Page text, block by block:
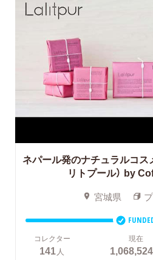
ネパール発のナチュラルコス
リトプール） by
宮城県
コレクター
141 人
現在
1,068,524